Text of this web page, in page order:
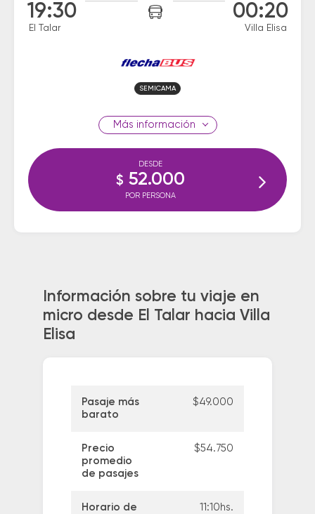
19:30
El Talar
00:20
Villa Elisa
SEMICAMA
información
DESDE
$ 52.000
POR PERSONA
Información sobre tu viaje en
micro desde El Talar hacia Villa
Elisa
Pasaje más
barato
$49.000
Precio
promedio
de pasajes
$54.750
Horario de
11:10hs.